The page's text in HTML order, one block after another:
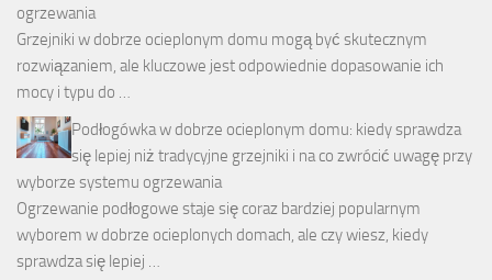
ogrzewania
Grzejniki w dobrze ocieplonym domu mogą być skutecznym
rozwiązaniem, ale kluczowe jest odpowiednie dopasowanie ich
mocy i typu do …
Podłogówka w dobrze ocieplonym domu: kiedy sprawdza
się lepiej niż tradycyjne grzejniki i na co zwrócić uwagę przy
wyborze systemu ogrzewania
Ogrzewanie podłogowe staje się coraz bardziej popularnym
wyborem w dobrze ocieplonych domach, ale czy wiesz, kiedy
sprawdza się lepiej …